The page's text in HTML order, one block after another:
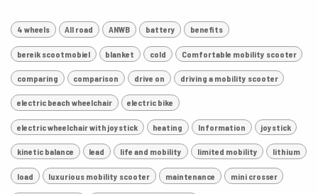
4 wheels All road ANWB battery benefits
bereik scootmobiel blanket cold Comfortable mobility scooter
comparing comparison drive on driving a mobility scooter
electric beach wheelchair electric bike
electric wheelchair with joystick heating Information joystick
kinetic balance lead life and mobility limited mobility lithium
load luxurious mobility scooter maintenance mini crosser